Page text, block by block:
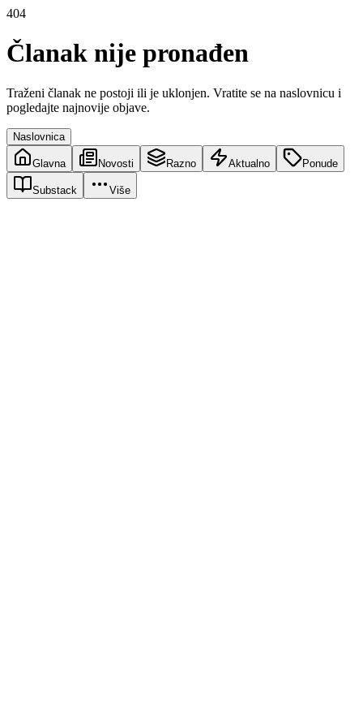
404
Članak nije pronađen
Traženi članak ne postoji ili je uklonjen. Vratite se na naslovnicu i
pogledajte najnovije objave.
Naslovnica
Glavna Novosti Razno Aktualno Ponude
Substack Više